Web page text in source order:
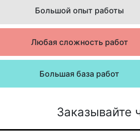
Большой опыт работы
Любая сложность работ
Большая база работ
Заказывайте